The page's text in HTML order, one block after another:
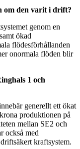
om den varit i drift?
genom en
ökad
flödesförhållanden
onormala flöden blir
1 och
generellt ett ökat
produktionen på
mellan SE2 och
också med
kraftsystem.